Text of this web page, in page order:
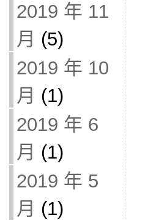
2019 年 11
月 (5)
2019 年 10
月 (1)
2019 年 6
月 (1)
2019 年 5
月 (1)